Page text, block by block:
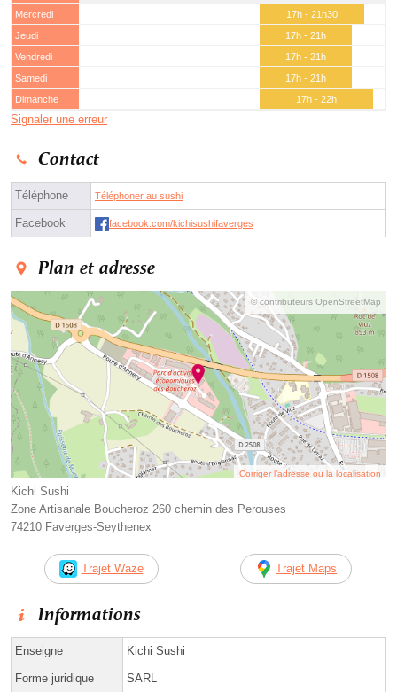
Mercredi
17h - 21h30
Jeudi
17h - 21h
Vendredi
17h - 21h
Samedi
17h - 21h
Dimanche
17h - 22h
Signaler une erreur
Contact
Téléphone Téléphoner au sushi
Facebook facebook.com/kichisushifaverges
Plan et adresse
© contributeurs OpenStreetMap
Corriger l’adresse ou la localisation
Kichi Sushi
Zone Artisanale Boucheroz 260 chemin des Perouses
74210 Faverges-Seythenex
Trajet Waze Trajet Maps
Informations
Enseigne Kichi Sushi
Forme juridique SARL